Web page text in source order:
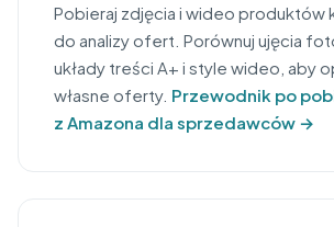
Pobieraj zdjęcia i wideo produktów
do analizy ofert. Porównuj ujęcia
układy treści A+ i style wideo, aby
własne oferty. Przewodnik po
z Amazona dla sprzedawców →